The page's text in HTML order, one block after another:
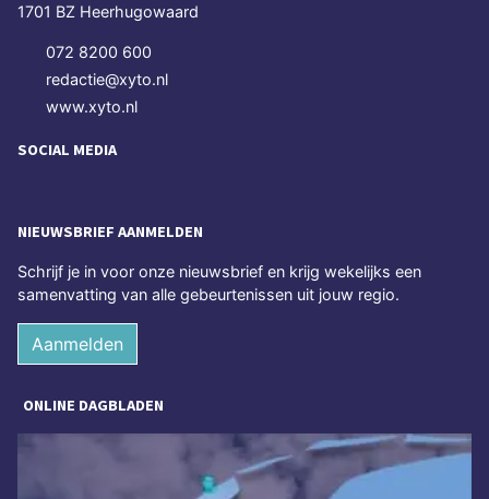
1701 BZ Heerhugowaard
072 8200 600
redactie@xyto.nl
www.xyto.nl
SOCIAL MEDIA
NIEUWSBRIEF AANMELDEN
Schrijf je in voor onze nieuwsbrief en krijg wekelijks een
samenvatting van alle gebeurtenissen uit jouw regio.
Aanmelden
ONLINE DAGBLADEN